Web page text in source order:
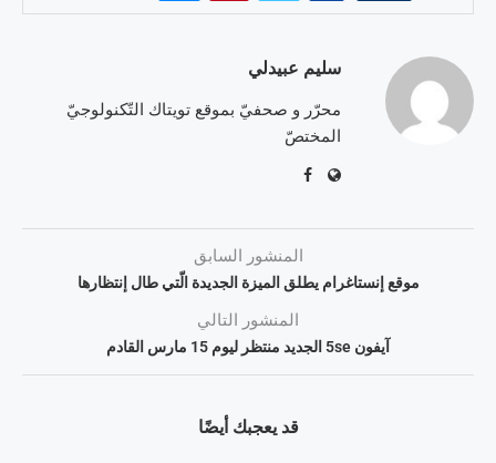
سليم عبيدلي
محرّر و صحفيّ بموقع تويتاك التّكنولوجيّ
المختصّ
المنشور السابق
موقع إنستاغرام يطلق الميزة الجديدة الّتي طال إنتظارها
المنشور التالي
آيفون 5se الجديد منتظر ليوم 15 مارس القادم
قد يعجبك أيضًا